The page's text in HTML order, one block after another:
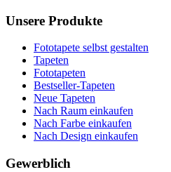
Unsere Produkte
Fototapete selbst gestalten
Tapeten
Fototapeten
Bestseller-Tapeten
Neue Tapeten
Nach Raum einkaufen
Nach Farbe einkaufen
Nach Design einkaufen
Gewerblich